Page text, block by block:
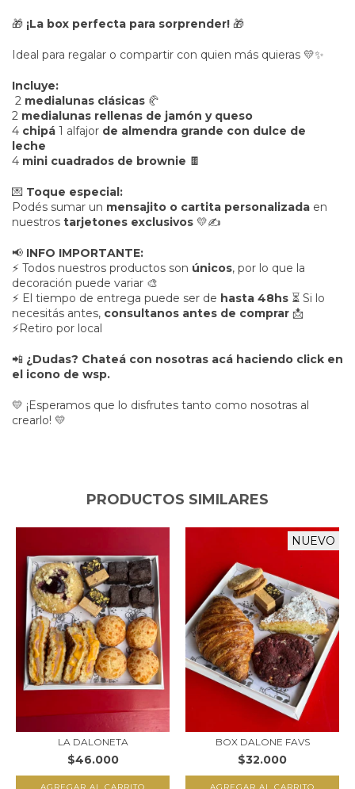
🎁 ¡La box perfecta para sorprender! 🎁
Ideal para regalar o compartir con quien más quieras 💛✨
Incluye:
2 medialunas clásicas 🥐
2 medialunas rellenas de jamón y queso
4 chipá 1 alfajor de almendra grande con dulce de
leche
4 mini cuadrados de brownie 🍫
💌 Toque especial:
Podés sumar un mensajito o cartita personalizada en
nuestros tarjetones exclusivos 💛✍️
📢 INFO IMPORTANTE:
⚡ Todos nuestros productos son únicos, por lo que la
decoración puede variar 🎨
⚡ El tiempo de entrega puede ser de hasta 48hs ⏳ Si lo
necesitás antes, consultanos antes de comprar 📩
⚡Retiro por local
📲 ¿Dudas? Chateá con nosotras acá haciendo click en
el icono de wsp.
💛 ¡Esperamos que lo disfrutes tanto como nosotras al
crearlo! 💛
PRODUCTOS SIMILARES
LA DALONETA
$46.000
NUEVO
BOX DALONE FAVS
$32.000